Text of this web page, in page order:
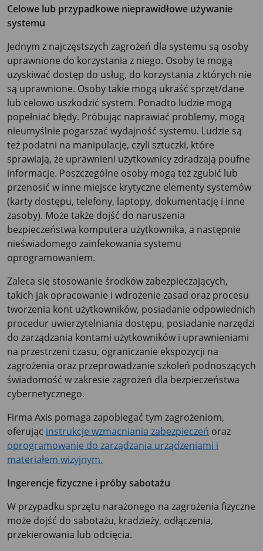
Celowe lub przypadkowe nieprawidłowe używanie
systemu
Jednym z najczęstszych zagrożeń dla systemu są osoby
uprawnione do korzystania z niego. Osoby te mogą
uzyskiwać dostęp do usług, do korzystania z których nie
są uprawnione. Osoby takie mogą ukraść sprzęt/dane
lub celowo uszkodzić system. Ponadto ludzie mogą
popełniać błędy. Próbując naprawiać problemy, mogą
nieumyślnie pogarszać wydajność systemu. Ludzie są
też podatni na manipulację, czyli sztuczki, które
sprawiają, że uprawnieni użytkownicy zdradzają poufne
informacje. Poszczególne osoby mogą też zgubić lub
przenosić w inne miejsce krytyczne elementy systemów
(karty dostępu, telefony, laptopy, dokumentację i inne
zasoby). Może także dojść do naruszenia
bezpieczeństwa komputera użytkownika, a następnie
nieświadomego zainfekowania systemu
oprogramowaniem.
Zaleca się stosowanie środków zabezpieczających,
takich jak opracowanie i wdrożenie zasad oraz procesu
tworzenia kont użytkowników, posiadanie odpowiednich
procedur uwierzytelniania dostępu, posiadanie narzędzi
do zarządzania kontami użytkowników i uprawnieniami
na przestrzeni czasu, ograniczanie ekspozycji na
zagrożenia oraz przeprowadzanie szkoleń podnoszących
świadomość w zakresie zagrożeń dla bezpieczeństwa
cybernetycznego.
Firma Axis pomaga zapobiegać tym zagrożeniom,
oferując instrukcje wzmacniania zabezpieczeń oraz
oprogramowanie do zarządzania urządzeniami i
materiałem wizyjnym.
Ingerencje fizyczne i próby sabotażu
W przypadku sprzętu narażonego na zagrożenia fizyczne
może dojść do sabotażu, kradzieży, odłączenia,
przekierowania lub odcięcia.